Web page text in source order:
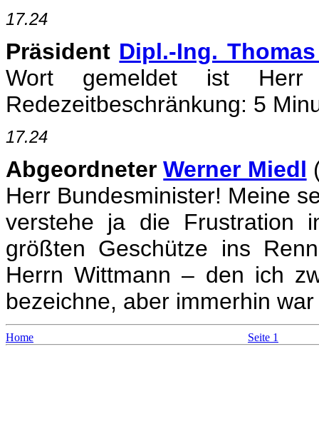
17.24
Präsident Dipl.-Ing.
Wort gemeldet ist Herr
Redezeitbeschränkung: 5
17.24
AbgeordneterWerner Miedl
Herr Bundesminister! Meine
verstehe ja die Frustration
größten Geschütze ins
Herrn Wittmann – den ich
bezeichne, aber immerhin
Home Seite 1